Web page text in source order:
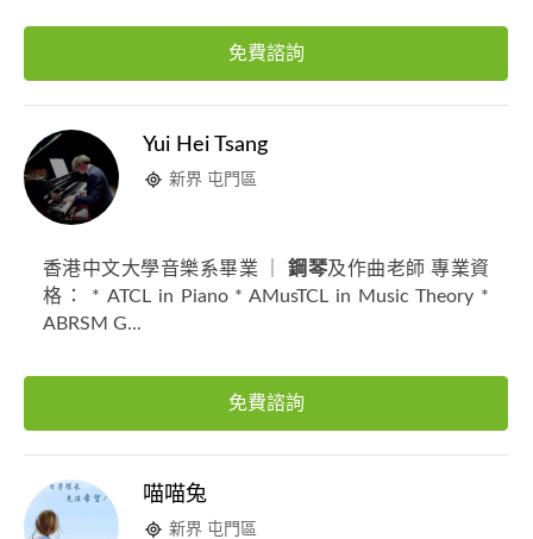
免費諮詢
Yui Hei Tsang
新界 屯門區
香港中文大學音樂系畢業 ｜鋼琴及作曲老師 專業資
格： * ATCL in Piano * AMusTCL in Music Theory *
ABRSM G...
免費諮詢
喵喵兔
新界 屯門區